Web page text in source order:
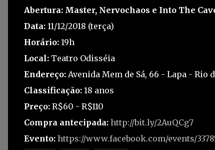
Abertura: Master, Nervochaos e Into The
Data: 11/12/2018 (terça)
Horário: 19h
Local: Teatro Odisséia
Endereço: Avenida Mem de Sá, 66 - Lapa - Rio
Classificação: 18 anos
Preço: R$60 - R$110
Compra antecipada: http://bit.ly/2AuQCg7
Evento: https://www.facebook.com/events/